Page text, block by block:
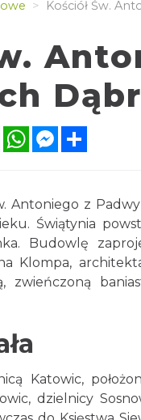
Kościół Św.
TwitterWhatsAppMessenger
Antoniego z
Świątynia
Budowlę
Klompa,
zwieńczoną
Katowic,
dzielnicy